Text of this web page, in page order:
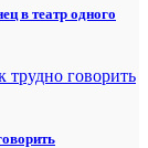
в театр одного